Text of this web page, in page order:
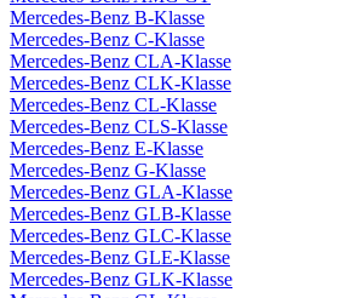
Mercedes-Benz B-Klasse
Mercedes-Benz C-Klasse
Mercedes-Benz CLA-Klasse
Mercedes-Benz CLK-Klasse
Mercedes-Benz CL-Klasse
Mercedes-Benz CLS-Klasse
Mercedes-Benz E-Klasse
Mercedes-Benz G-Klasse
Mercedes-Benz GLA-Klasse
Mercedes-Benz GLB-Klasse
Mercedes-Benz GLC-Klasse
Mercedes-Benz GLE-Klasse
Mercedes-Benz GLK-Klasse